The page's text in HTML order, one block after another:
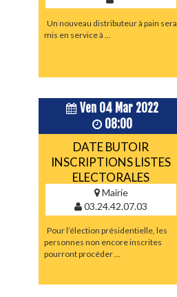
Un nouveau distributeur à pain sera
mis en service à ...
Ven 04 Mar 2022
08:00
DATE BUTOIR
INSCRIPTIONS LISTES
ELECTORALES
Mairie
03.24.42.07.03
Pour l’élection présidentielle, les
personnes non encore inscrites
pourront procéder ...